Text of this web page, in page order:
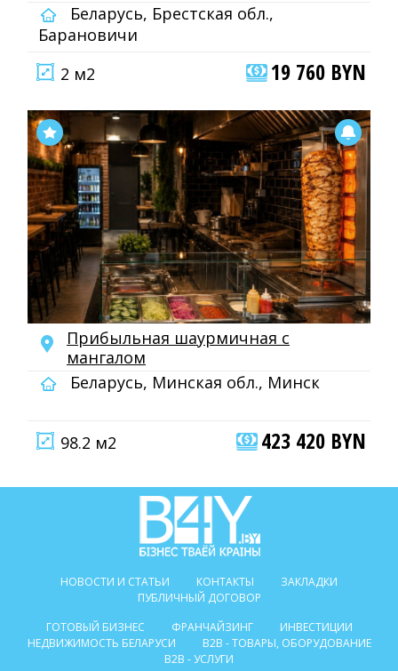
Беларусь, Брестская обл.,
Барановичи
2 м2
19 760 BYN
Прибыльная шаурмичная с
мангалом
Беларусь, Минская обл., Минск
98.2 м2 423 420 BYN
НОВОСТИ И СТАТЬИ КОНТАКТЫ
ЗАКЛАДКИ
ПУБЛИЧНЫЙ ДОГОВОР
ГОТОВЫЙ БИЗНЕС
ФРАНЧАЙЗИНГ
ИНВЕСТИЦИИ
НЕДВИЖИМОСТЬ БЕЛАРУСИ
B2B - ТОВАРЫ, ОБОРУДОВАНИЕ
B2B - УСЛУГИ